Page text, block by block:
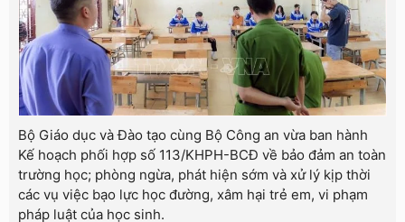
Bộ Giáo dục và Đào tạo cùng Bộ Công an vừa ban hành
Kế hoạch phối hợp số 113/KHPH-BCĐ về bảo đảm an toàn
trường học; phòng ngừa, phát hiện sớm và xử lý kịp thời
các vụ việc bạo lực học đường, xâm hại trẻ em, vi phạm
pháp luật của học sinh.